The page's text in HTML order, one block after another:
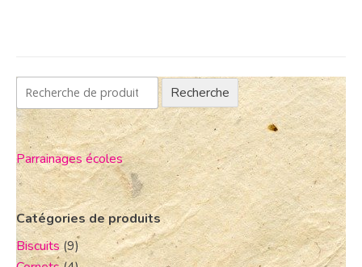
Recherche
Parrainages écoles
Catégories de produits
Biscuits(9)